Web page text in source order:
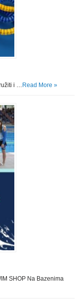
i … Read More »
SHOP Na Bazenima